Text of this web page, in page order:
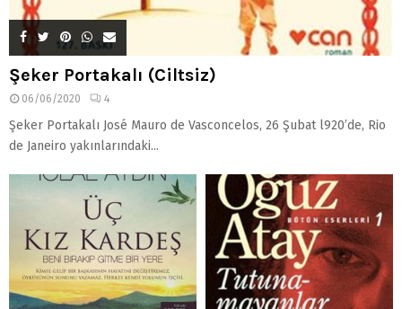
Şeker Portakalı (Ciltsiz)
06/06/2020 4
Şeker Portakalı José Mauro de Vasconcelos, 26 Şubat l920’de, Rio
de Janeiro yakınlarındaki...